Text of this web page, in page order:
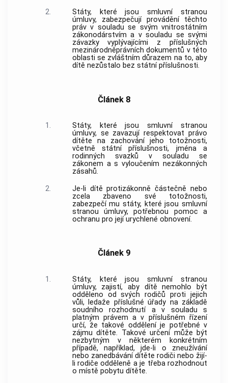
2.
Státy, které jsou smluvní stranou
úmluvy, zabezpečují provádění těchto
práv v souladu se svým vnitrostátním
zákonodárstvím a v souladu se svými
závazky vyplývajícími z příslušných
mezinárodněprávních dokumentů v této
oblasti se zvláštním důrazem na to, aby
dítě nezůstalo bez státní příslušnosti.
Článek 8
1.
Státy, které jsou smluvní stranou
úmluvy, se zavazují respektovat právo
dítěte na zachování jeho totožnosti,
včetně státní příslušnosti, jména a
rodinných svazků v souladu se
zákonem a s vyloučením nezákonných
zásahů.
2.
Je-li dítě protizákonně částečně nebo
zcela zbaveno své totožnosti,
zabezpečí mu státy, které jsou smluvní
stranou úmluvy, potřebnou pomoc a
ochranu pro její urychlené obnovení.
Článek 9
1.
Státy, které jsou smluvní stranou
úmluvy, zajistí, aby dítě nemohlo být
odděleno od svých rodičů proti jejich
vůli, ledaže příslušné úřady na základě
soudního rozhodnutí a v souladu s
platným právem a v příslušném řízení
určí, že takové oddělení je potřebné v
zájmu dítěte. Takové určení může být
nezbytným v některém konkrétním
případě, například, jde-li o zneužívání
nebo zanedbávání dítěte rodiči nebo žijí-
li rodiče odděleně a je třeba rozhodnout
o místě pobytu dítěte.